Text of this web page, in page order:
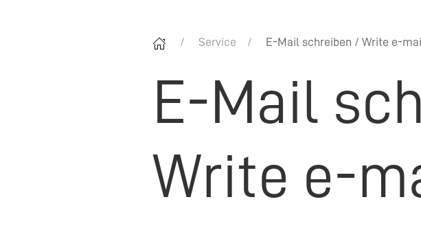
Service E-Mail schreiben / Write e-
E-Mail
Write e-